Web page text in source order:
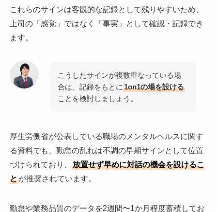
これらのサインは客観的な記録として残りやすいため、
上司の「感覚」ではなく「事実」として確認・記録でき
ます。
こうしたサインが複数重なっている場
合は、記録をもとに1on1の場を設ける
ことを検討しましょう。
厚生労働省が公表している職場のメンタルヘルスに関す
る資料でも、勤怠の乱れは不調の早期サインとして位置
づけられており、
放置せず早めに対話の機会を設けるこ
とが推奨されています。
勤怠や業務品質のデータを2週間〜1か月程度蓄積してお